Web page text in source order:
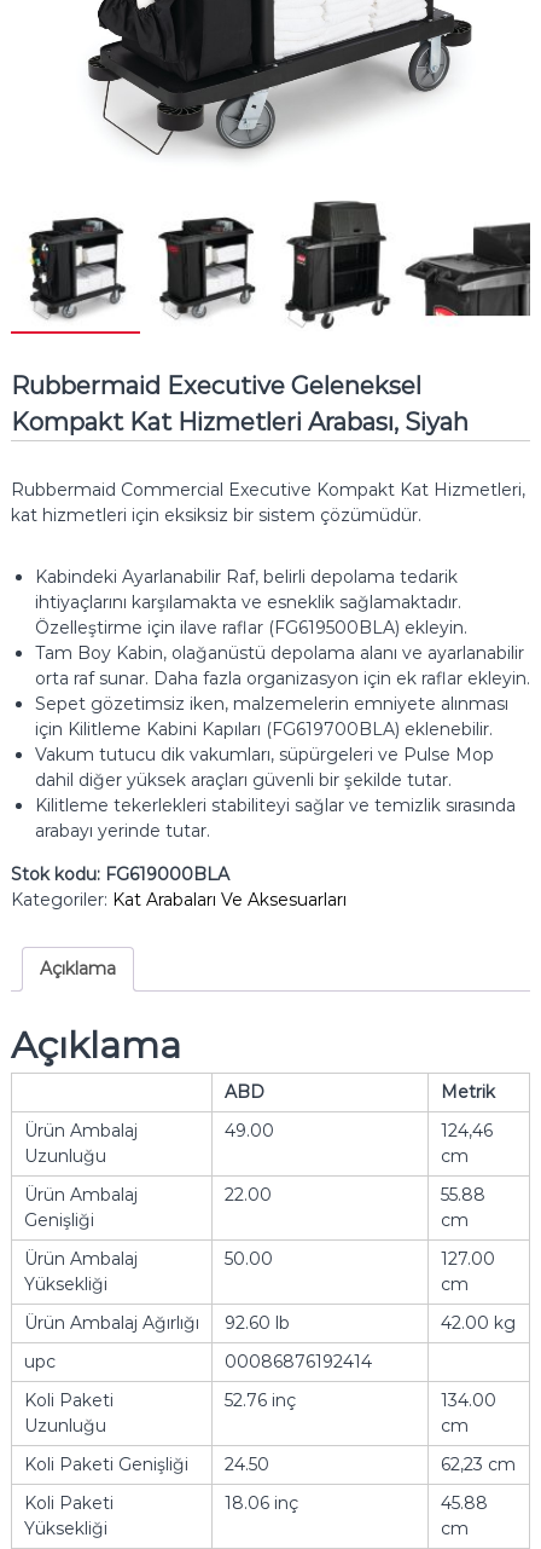
Rubbermaid Executive Geleneksel
Kompakt Kat Hizmetleri Arabası, Siyah
Rubbermaid Commercial Executive Kompakt Kat Hizmetleri,
kat hizmetleri için eksiksiz bir sistem çözümüdür.
Kabindeki Ayarlanabilir Raf, belirli depolama tedarik
ihtiyaçlarını karşılamakta ve esneklik sağlamaktadır.
Özelleştirme için ilave raflar (FG619500BLA) ekleyin.
Tam Boy Kabin, olağanüstü depolama alanı ve ayarlanabilir
orta raf sunar. Daha fazla organizasyon için ek raflar ekleyin.
Sepet gözetimsiz iken, malzemelerin emniyete alınması
için Kilitleme Kabini Kapıları (FG619700BLA) eklenebilir.
Vakum tutucu dik vakumları, süpürgeleri ve Pulse Mop
dahil diğer yüksek araçları güvenli bir şekilde tutar.
Kilitleme tekerlekleri stabiliteyi sağlar ve temizlik sırasında
arabayı yerinde tutar.
Stok kodu: FG619000BLA
Kategoriler: Kat Arabaları Ve Aksesuarları
Açıklama
Açıklama
ABD
Metrik
Ürün Ambalaj
Uzunluğu
49.00
124,46
cm
Ürün Ambalaj
Genişliği
22.00
55.88
cm
Ürün Ambalaj
Yüksekliği
50.00
127.00
cm
Ürün Ambalaj Ağırlığı
92.60 lb
42.00 kg
upc
00086876192414
Koli Paketi
Uzunluğu
52.76 inç
134.00
cm
Koli Paketi Genişliği
24.50
62,23 cm
Koli Paketi
Yüksekliği
18.06 inç
45.88
cm